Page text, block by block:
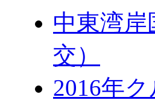
中東湾
交）
2016年